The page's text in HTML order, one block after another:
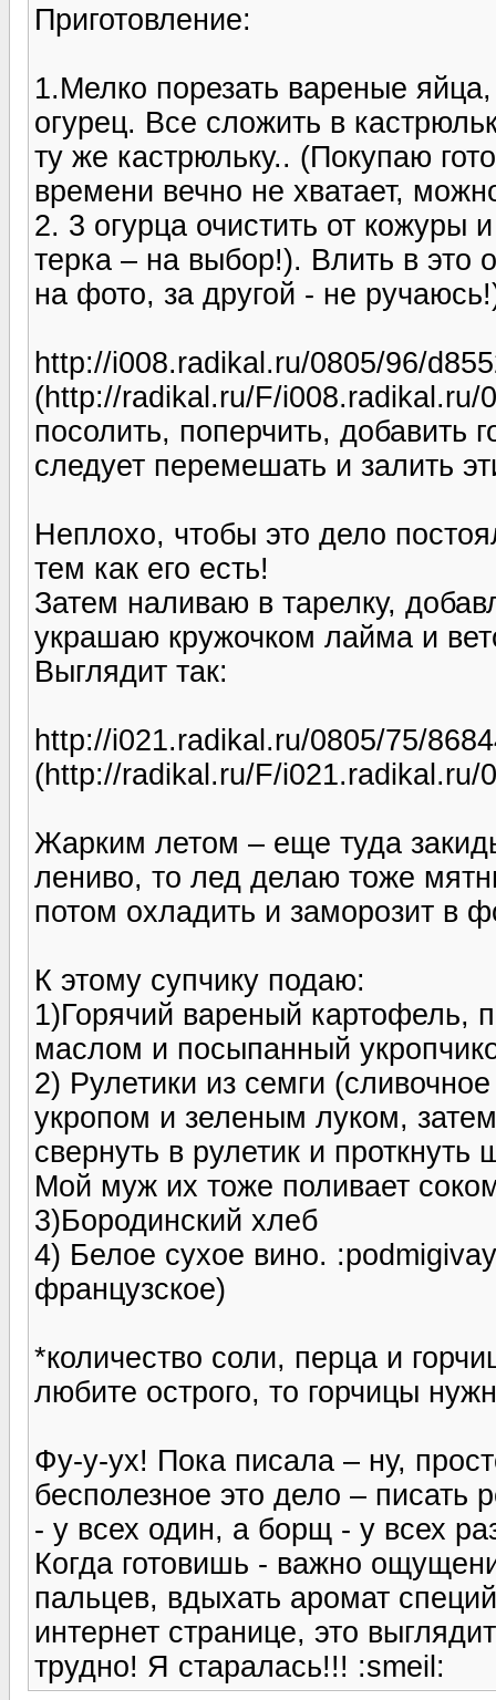
Приготовление:
1.Мелко порезать вареные
огурец. Все сложить в
ту же кастрюльку.. (Покупаю
времени вечно не хватает,
2. 3 огурца очистить от кожуры
терка – на выбор!). Влить в это
на фото, за другой - не
http://i008.radikal.ru/0805/96/
(http://radikal.ru/F/i008.radikal.ru/
посолить, поперчить, добавить
следует перемешать и залить
Неплохо, чтобы это дело
тем как его есть!
Затем наливаю в тарелку,
украшаю кружочком лайма и
Выглядит так:
http://i021.radikal.ru/0805/75/
(http://radikal.ru/F/i021.radikal.ru/
Жарким летом – еще туда
лениво, то лед делаю тоже
потом охладить и заморозит в
К этому супчику подаю:
1)Горячий вареный картофель,
маслом и посыпанный
2) Рулетики из семги
укропом и зеленым луком,
свернуть в рулетик и
Мой муж их тоже поливает
3)Бородинский хлеб
4) Белое сухое вино.
французское)
*количество соли, перца и
любите острого, то горчицы
Фу-у-ух! Пока писала – ну,
бесполезное это дело – писать
- у всех один, а борщ - у всех
Когда готовишь - важно
пальцев, вдыхать аромат
интернет странице, это
трудно! Я старалась!!! :smeil: